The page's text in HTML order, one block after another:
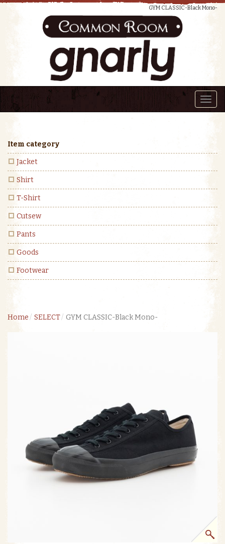
GYM CLASSIC-Black Mono-
Item category
Jacket
Shirt
T-Shirt
Cutsew
Pants
Goods
Footwear
Home SELECT GYM CLASSIC-Black Mono-